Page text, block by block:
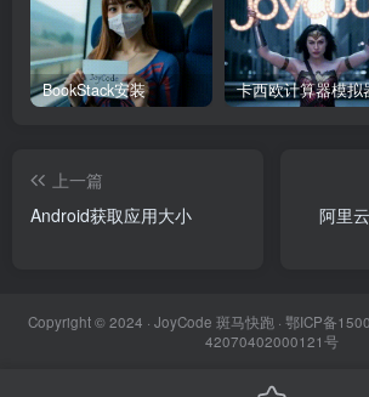
BookStack安装 卡西欧计算器模拟
上一篇
Android获取应用大小
阿里
Copyright © 2024 · JoyCode 斑马快跑· 鄂ICP备
42070402000121号